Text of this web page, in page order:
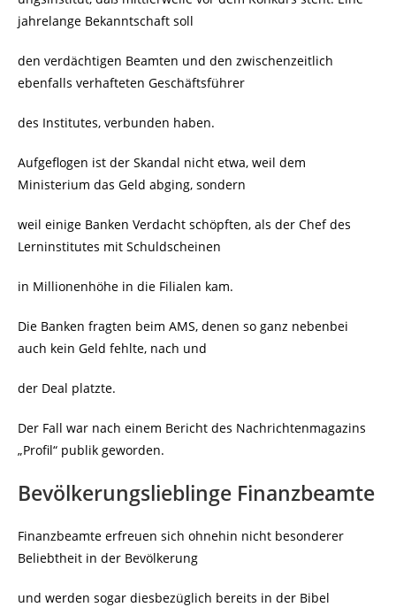
jahrelange Bekanntschaft soll
den verdächtigen Beamten und den zwischenzeitlich
ebenfalls verhafteten Geschäftsführer
des Institutes, verbunden haben.
Aufgeflogen ist der Skandal nicht etwa, weil dem
Ministerium das Geld abging, sondern
weil einige Banken Verdacht schöpften, als der Chef des
Lerninstitutes mit Schuldscheinen
in Millionenhöhe in die Filialen kam.
Die Banken fragten beim AMS, denen so ganz nebenbei
auch kein Geld fehlte, nach und
der Deal platzte.
Der Fall war nach einem Bericht des Nachrichtenmagazins
„Profil“ publik geworden.
Bevölkerungslieblinge Finanzbeamte
Finanzbeamte erfreuen sich ohnehin nicht besonderer
Beliebtheit in der Bevölkerung
und werden sogar diesbezüglich bereits in der Bibel